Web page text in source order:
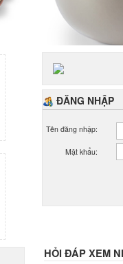
ĐĂNG NHẬP
Tên đăng nhập:
Mật khẩu:
HỎI ĐÁP XEM